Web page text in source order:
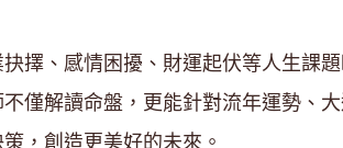
擇、感情困擾、財運起伏等人生課
僅解讀命盤，更能針對流年運勢、
，創造更美好的未來。